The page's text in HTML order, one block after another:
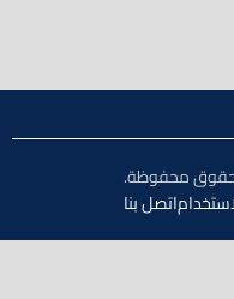
اتصل بنا